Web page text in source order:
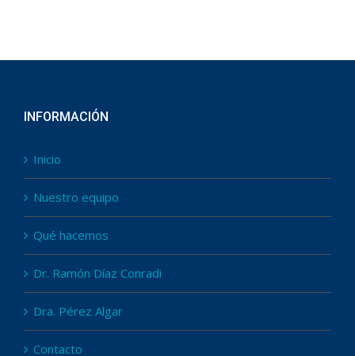
INFORMACIÓN
Inicio
Nuestro equipo
Qué hacemos
Dr. Ramón Díaz Conradi
Dra. Pérez Algar
Contacto